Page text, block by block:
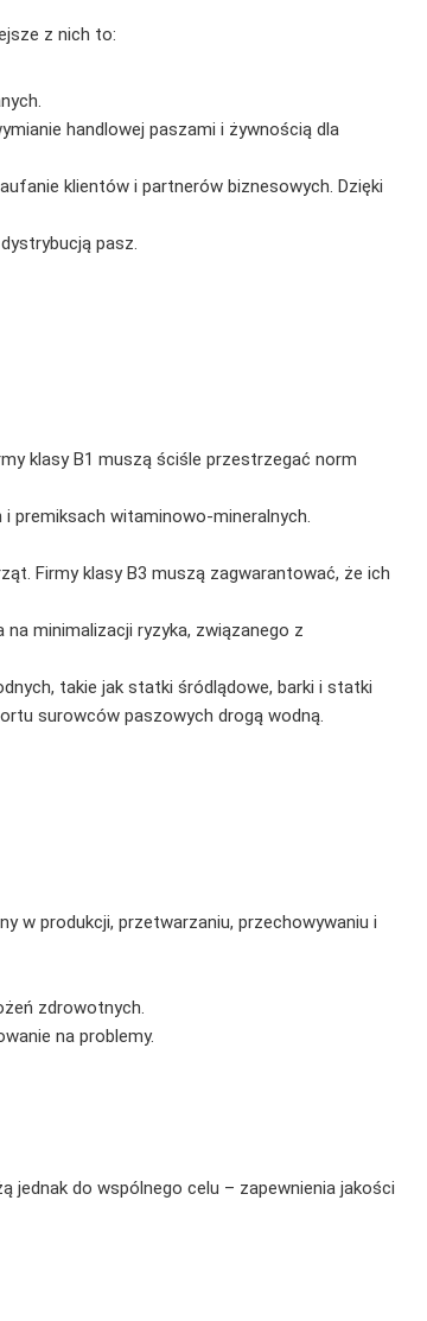
z nich to:
handlowej paszami i żywnością dla
klientów i partnerów biznesowych. Dzięki
pasz.
klasy B1 muszą ściśle przestrzegać norm
premiksach witaminowo-mineralnych.
Firmy klasy B3 muszą zagwarantować, że ich
minimalizacji ryzyka, związanego z
takie jak statki śródlądowe, barki i statki
surowców paszowych drogą wodną.
w produkcji, przetwarzaniu, przechowywaniu i
zdrowotnych.
na problemy.
do wspólnego celu – zapewnienia jakości